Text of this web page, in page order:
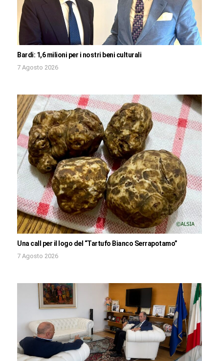
Bardi: 1,6 milioni per i nostri beni culturali
7 Agosto 2026
Una call per il logo del “Tartufo Bianco Serrapotamo”
7 Agosto 2026